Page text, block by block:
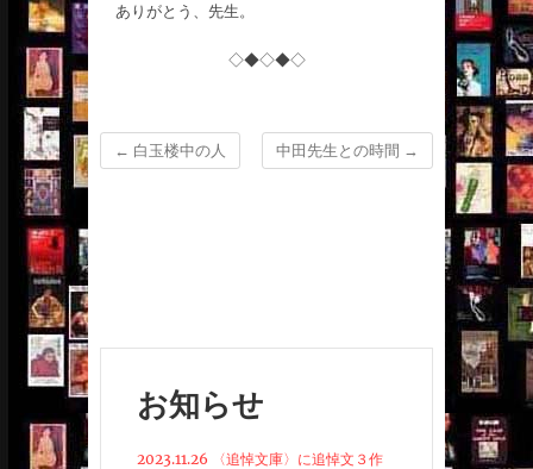
ありがとう、先生。
◇◆◇◆◇
← 白玉楼中の人 中田先生との時間 →
お知らせ
2023.11.26 〈追悼文庫〉に追悼文３作